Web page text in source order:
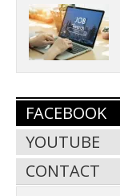
FACEBOOK
YOUTUBE
CONTACT